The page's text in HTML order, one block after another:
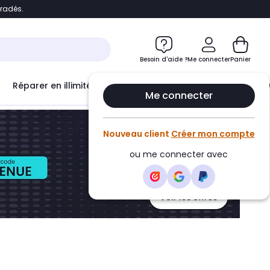
Besoin d'aide ?Me connecter
Me connecter
Nouveau client Créer mon compte
ou me connecter avec
Panier
Réparer en illimité avec Le Club Infinity